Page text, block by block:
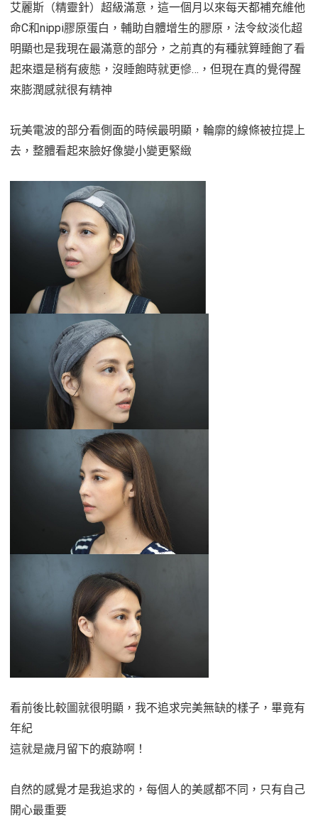
艾麗斯（精靈針）超級滿意，這一個月以來每天都補充維他
命C和nippi膠原蛋白，輔助自體增生的膠原，法令紋淡化超
明顯也是我現在最滿意的部分，之前真的有種就算睡飽了看
起來還是稍有疲態，沒睡飽時就更慘…，但現在真的覺得醒
來膨潤感就很有精神
玩美電波的部分看側面的時候最明顯，輪廓的線條被拉提上
去，整體看起來臉好像變小變更緊緻
看前後比較圖就很明顯，我不追求完美無缺的樣子，畢竟有
年紀
這就是歲月留下的痕跡啊！
自然的感覺才是我追求的，每個人的美感都不同，只有自己
開心最重要